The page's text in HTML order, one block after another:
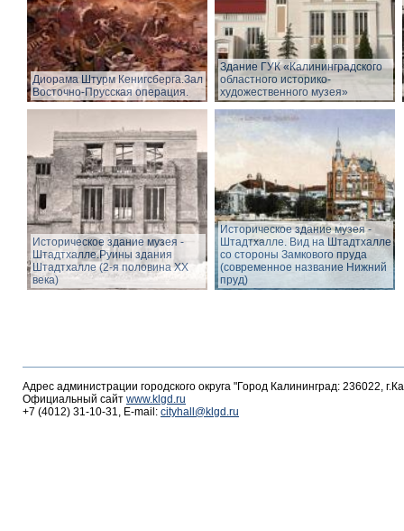
Диорама Штурм Кенигсберга.Зал
Восточно-Прусская операция.
Здание ГУК «Калининградского
областного историко-
художественного музея»
Историческое здание музея -
Штадтхалле.Руины здания
Штадтхалле (2-я половина ХХ
века)
Историческое здание музея -
Штадтхалле. Вид на Штадтхалле
со стороны Замкового пруда
(современное название Нижний
пруд)
Адрес администрации городского округа "Город Калининград: 236022,
Официальный сайт www.klgd.ru
+7 (4012) 31-10-31, E-mail: cityhall@klgd.ru